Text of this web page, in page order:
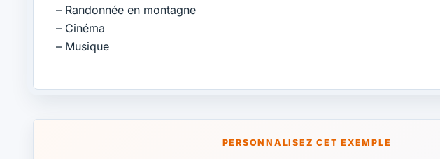
– Randonnée en montagne
– Cinéma
– Musique
PERSONNALISEZ CET EXEMPLE